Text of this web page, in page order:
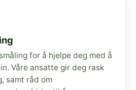
for å hjelpe deg med å
Våre ansatte gir deg rask
samt råd om